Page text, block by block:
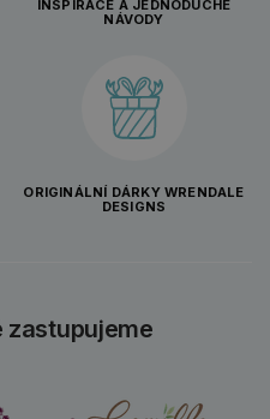
INSPIRACE A JEDNODUCHÉ
NÁVODY
ORIGINÁLNÍ DÁRKY WRENDALE
DESIGNS
zastupujeme